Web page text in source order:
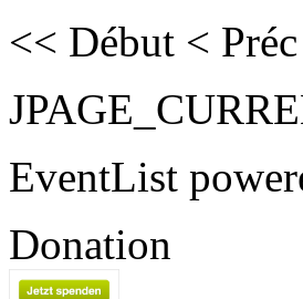
<< Début < Préc
EventList
Donation